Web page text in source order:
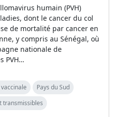
humain (PVH)
dont le cancer du col
de mortalité par cancer en
y compris au Sénégal, où
nationale de
PVH…
Pays du Sud
transmissibles